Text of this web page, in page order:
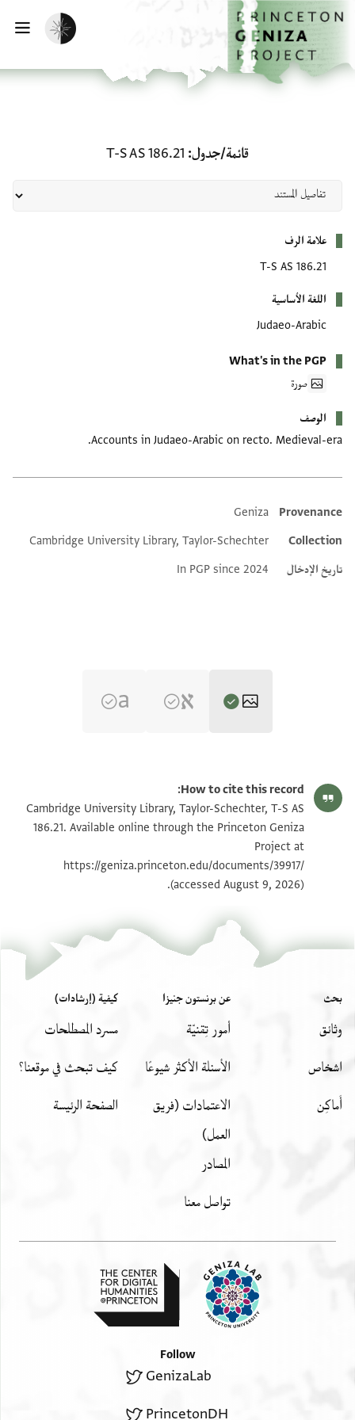
إلى المحتوى الرئيسي
الرئيسية
تفعيل الوضع المظلم
قائمة/جدول T-S AS 186.21
علامة الرف
T-S AS 186.21
اللغة الأساسية
Judaeo-Arabic
What's in the PGP
صورة
الوصف
Accounts in Judaeo-Arabic on recto. Medieval-era.
Additional metadata
Provenance
Geniza
Collection
Cambridge University Library, Taylor-Schechter
تاريخ الإدخال
In PGP since 2024
T-S AS 186.21 1v تكبير و تدوير
بيان أذونات الصورة
How to cite this record:
Cambridge University Library, Taylor-Schechter, T-S AS
186.21. Available online through the Princeton Geniza
Project at
https://geniza.princeton.edu/documents/39917/
(accessed August 9, 2026).
بحث
وثائق
اشخاص
أَماكِن
عن برنستون جنيزا
أمور تِقنيّة
الأسئلة الأكثر شيوعًا
الاعتمادات (فريق
العمل)
المصادر
تواصل معنا
كيفية (إرشادات)
مسرد المصطلحات
كيف تبحث في موقعنا؟
الصفحة الرئيسة
Follow
GenizaLab
PrincetonDH